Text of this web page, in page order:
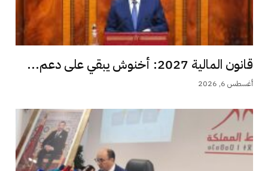
قانون المالية 2027: أخنوش يبقي على دعم...
أغسطس 6, 2026